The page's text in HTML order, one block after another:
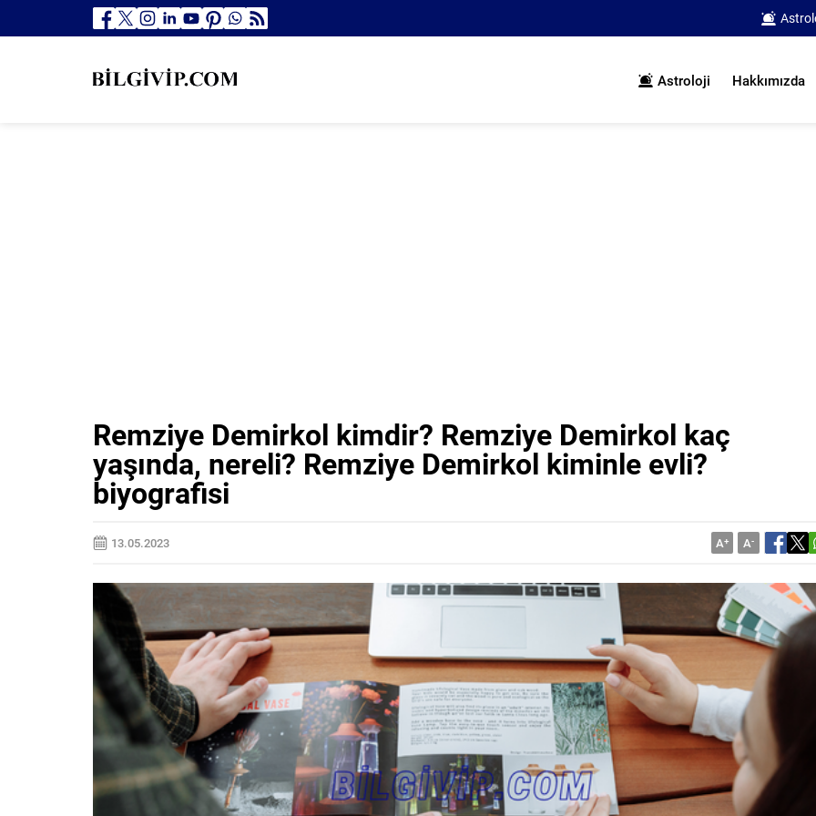
Astroloji Hakkımızda
Remziye Demirkol kimdir? Remziye Demirkol kaç
yaşında, nereli? Remziye Demirkol kiminle evli?
biyografisi
13.05.2023 A+ A-